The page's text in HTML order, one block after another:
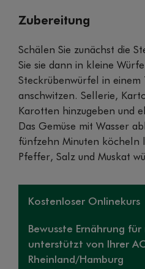
Zubereitung
Schälen Sie zunächst die
Sie sie dann in kleine
Steckrübenwürfel in
anschwitzen. Sellerie,
Karotten hinzugeben und
Das Gemüse mit Wasser
fünfzehn Minuten köcheln
Pfeffer, Salz und Muskat
Kostenloser Onlinekurs
Bewusste Ernährung
unterstützt von Ihrer
Rheinland/Hamburg